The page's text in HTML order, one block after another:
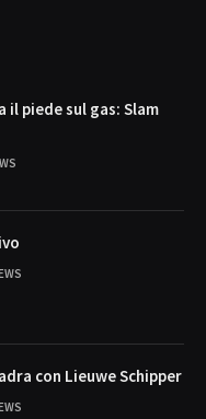
il piede sul gas: Slam
con Lieuwe Schipper